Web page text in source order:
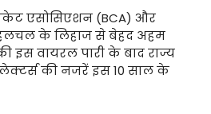
एसोसिएशन (BCA) और
के लिहाज से बेहद अहम
इस वायरल पारी के बाद राज्य
की नजरें इस 10 साल के